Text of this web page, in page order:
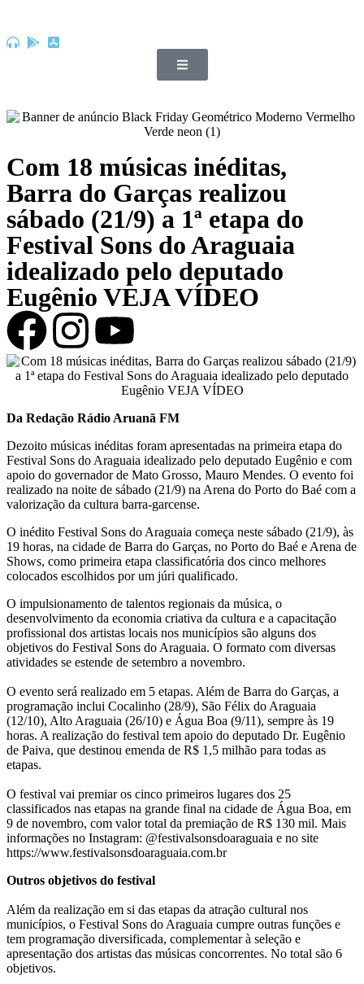
Com 18 músicas inéditas,
Barra do Garças realizou
sábado (21/9) a 1ª etapa do
Festival Sons do Araguaia
idealizado pelo deputado
Eugênio VEJA VÍDEO
Da Redação Rádio Aruanã FM
Dezoito músicas inéditas foram apresentadas na primeira etapa do
Festival Sons do Araguaia idealizado pelo deputado Eugênio e com
apoio do governador de Mato Grosso, Mauro Mendes. O evento foi
realizado na noite de sábado (21/9) na Arena do Porto do Baé com a
valorização da cultura barra-garcense.
O inédito Festival Sons do Araguaia começa neste sábado (21/9), às
19 horas, na cidade de Barra do Garças, no Porto do Baé e Arena de
Shows, como primeira etapa classificatória dos cinco melhores
colocados escolhidos por um júri qualificado.
O impulsionamento de talentos regionais da música, o
desenvolvimento da economia criativa da cultura e a capacitação
profissional dos artistas locais nos municípios são alguns dos
objetivos do Festival Sons do Araguaia. O formato com diversas
atividades se estende de setembro a novembro.
O evento será realizado em 5 etapas. Além de Barra do Garças, a
programação inclui Cocalinho (28/9), São Félix do Araguaia
(12/10), Alto Araguaia (26/10) e Água Boa (9/11), sempre às 19
horas. A realização do festival tem apoio do deputado Dr. Eugênio
de Paiva, que destinou emenda de R$ 1,5 milhão para todas as
etapas.
O festival vai premiar os cinco primeiros lugares dos 25
classificados nas etapas na grande final na cidade de Água Boa, em
9 de novembro, com valor total da premiação de R$ 130 mil. Mais
informações no Instagram: @festivalsonsdoaraguaia e no site
https://www.festivalsonsdoaraguaia.com.br
Outros objetivos do festival
Além da realização em si das etapas da atração cultural nos
municípios, o Festival Sons do Araguaia cumpre outras funções e
tem programação diversificada, complementar à seleção e
apresentação dos artistas das músicas concorrentes. No total são 6
objetivos.